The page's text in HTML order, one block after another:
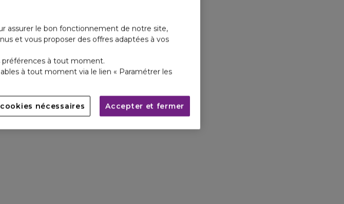
assurer le bon fonctionnement de notre site,
et vous proposer des offres adaptées à vos
préférences à tout moment.
à tout moment via le lien « Paramétrer les
nécessaires Accepter et fermer